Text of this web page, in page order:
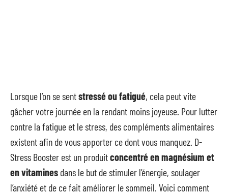
Lorsque l’on se sentstressé ou fatigué, cela peut vite
gâcher votre journée en la rendant moins joyeuse. Pour lutter
contre la fatigue et le stress, des compléments alimentaires
existent afin de vous apporter ce dont vous manquez. D-
Stress Booster est un produitconcentré en magnésium et
en vitamines dans le but de stimuler l’énergie, soulager
l’anxiété et de ce fait améliorer le sommeil. Voici comment